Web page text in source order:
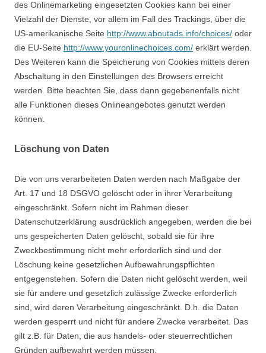
des Onlinemarketing eingesetzten Cookies kann bei einer
Vielzahl der Dienste, vor allem im Fall des Trackings, über die
US-amerikanische Seite http://www.aboutads.info/choices/ oder
die EU-Seite http://www.youronlinechoices.com/ erklärt werden.
Des Weiteren kann die Speicherung von Cookies mittels deren
Abschaltung in den Einstellungen des Browsers erreicht
werden. Bitte beachten Sie, dass dann gegebenenfalls nicht
alle Funktionen dieses Onlineangebotes genutzt werden
können.
Löschung von Daten
Die von uns verarbeiteten Daten werden nach Maßgabe der
Art. 17 und 18 DSGVO gelöscht oder in ihrer Verarbeitung
eingeschränkt. Sofern nicht im Rahmen dieser
Datenschutzerklärung ausdrücklich angegeben, werden die bei
uns gespeicherten Daten gelöscht, sobald sie für ihre
Zweckbestimmung nicht mehr erforderlich sind und der
Löschung keine gesetzlichen Aufbewahrungspflichten
entgegenstehen. Sofern die Daten nicht gelöscht werden, weil
sie für andere und gesetzlich zulässige Zwecke erforderlich
sind, wird deren Verarbeitung eingeschränkt. D.h. die Daten
werden gesperrt und nicht für andere Zwecke verarbeitet. Das
gilt z.B. für Daten, die aus handels- oder steuerrechtlichen
Gründen aufbewahrt werden müssen.